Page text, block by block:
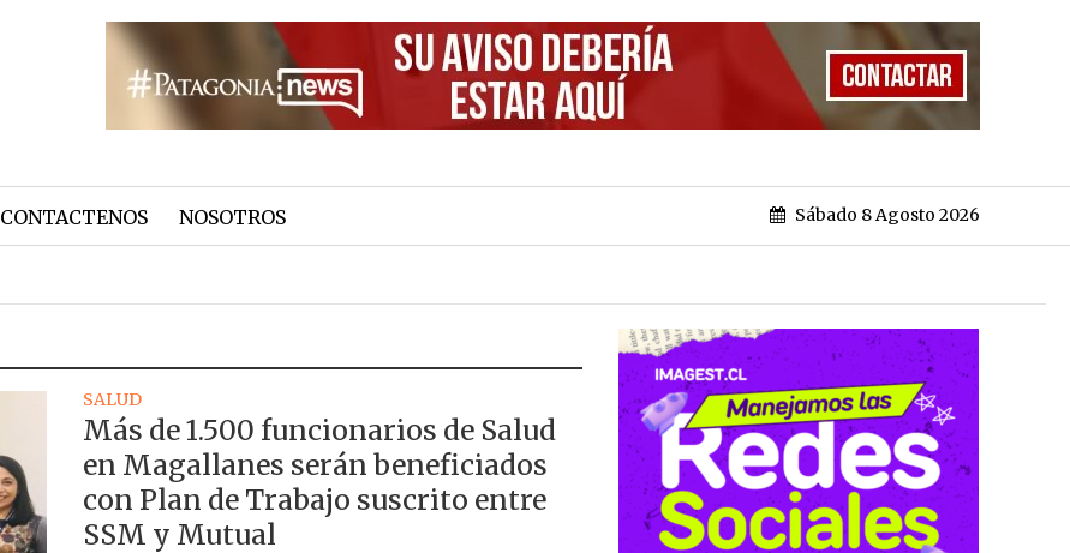
CONTACTENOS NOSOTROS Sábado 8 Agosto 2026
SALUD
Más de 1.500 funcionarios de Salud
en Magallanes serán beneficiados
con Plan de Trabajo suscrito entre
SSM y Mutual